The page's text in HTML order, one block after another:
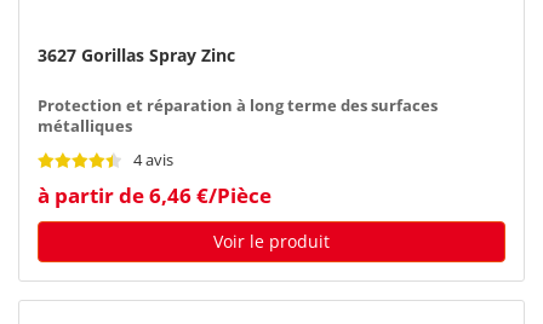
3627 Gorillas Spray Zinc
Protection et réparation à long terme des surfaces
métalliques
4 avis
à partir de 6,46 €/Pièce
Voir le produit